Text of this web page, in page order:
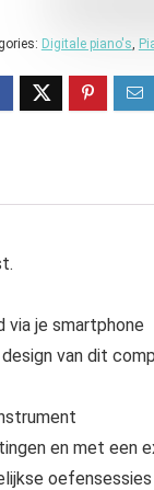
Digitale piano's,
via je smartphone
van dit
en met een
oefensessies